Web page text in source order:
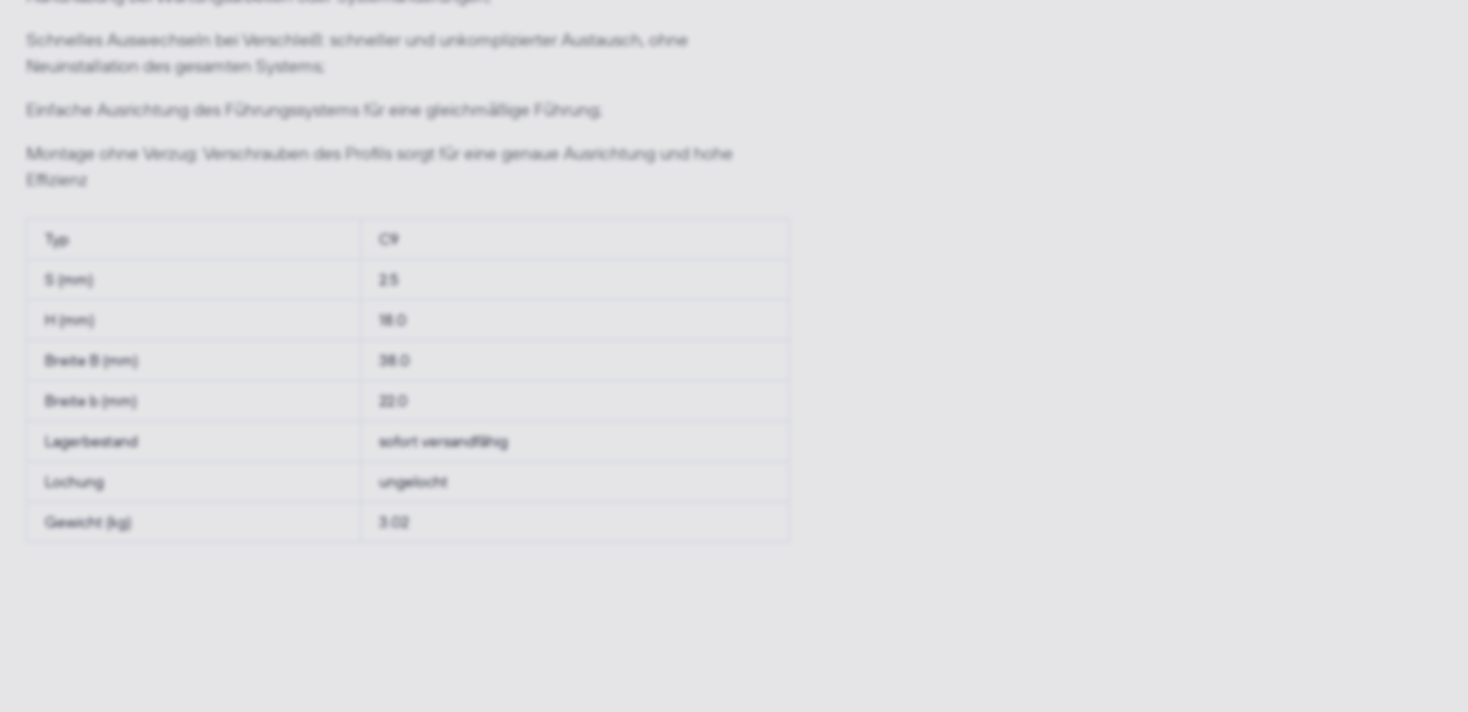
Schnelles Auswechseln bei Verschleiß: schneller und unkomplizierter Austausch, ohne
Neuinstallation des gesamten Systems;
Einfache Ausrichtung des Führungssystems für eine gleichmäßige Führung;
Montage ohne Verzug: Verschrauben des Profils sorgt für eine genaue Ausrichtung und hohe
Effizienz
Typ C9
S (mm) 2.5
H (mm) 18.0
Breite B (mm) 38.0
Breite b (mm) 22.0
Lagerbestand sofort versandfähig
Lochung ungelocht
Gewicht (kg) 3.02